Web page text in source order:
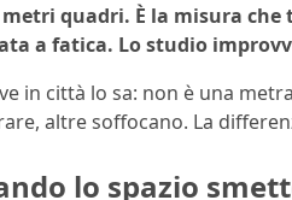
quadri. È la misura che
a fatica. Lo studio
in città lo sa: non è una
altre soffocano. La
lo spazio